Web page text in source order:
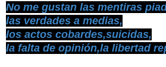
No me gustan las mentiras
las verdades a medias,
los actos cobardes,suicidas,
la falta de opinión,la libertad